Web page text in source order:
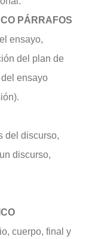
PÁRRAFOS
ensayo,
del plan de
ensayo
del discurso,
discurso,
cuerpo, final y